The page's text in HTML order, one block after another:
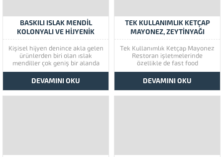
BASKILI ISLAK MENDIL
KOLONYALI VE HIJYENIK
MENDILLER
Kişisel hijyen denince akla gelen
ürünlerden biri olan ıslak
mendiller çok geniş bir alanda
kendine yer bulmaktadır. Geniş
müşteri kitlelerine hitap eden ve
yüksek müşteri döngüsüne
sahip alanlarda tek kullanımlık
DEVAMINI OKU
TEK KULLANIMLIK KETÇAP
MAYONEZ, ZEYTINYAĞI
FIYATLARI
Tek Kullanımlık Ketçap Mayonez
Restoran işletmelerinde
özellikle de fast food
işletmelerinde paket servis
oldukça önemlidir. Müşteri kaybı
yaşamamanız için paket servis
hizmetlerinizi ön planda
DEVAMINI OKU